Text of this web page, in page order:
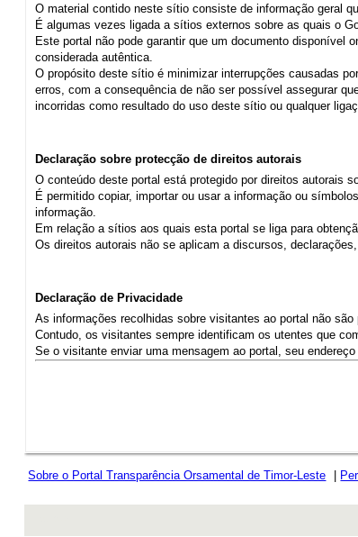
O material contido neste sítio consiste de informação geral
É algumas vezes ligada a sítios externos sobre as quais o
Este portal não pode garantir que um documento disponível
considerada autêntica.
O propósito deste sítio é minimizar interrupções causadas
erros, com a consequência de não ser possível assegurar
incorridas como resultado do uso deste sítio ou qualquer
Declaração sobre protecção de direitos autorais
O conteúdo deste portal está protegido por direitos autorais
É permitido copiar, importar ou usar a informação ou
informação.
Em relação a sítios aos quais esta portal se liga para
Os direitos autorais não se aplicam a discursos,
Declaração de Privacidade
As informações recolhidas sobre visitantes ao portal não
Contudo, os visitantes sempre identificam os utentes que
Se o visitante enviar uma mensagem ao portal, seu
Sobre o Portal Transparência Orsamental de Timor-Leste